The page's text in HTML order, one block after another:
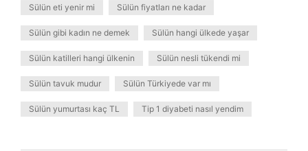
Sülün eti yenir mi Sülün fiyatları ne kadar
Sülün gibi kadın ne demek Sülün hangi ülkede yaşar
Sülün katilleri hangi ülkenin Sülün nesli tükendi mi
Sülün tavuk mudur Sülün Türkiyede var mı
Sülün yumurtası kaç TL Tip 1 diyabeti nasıl yendim